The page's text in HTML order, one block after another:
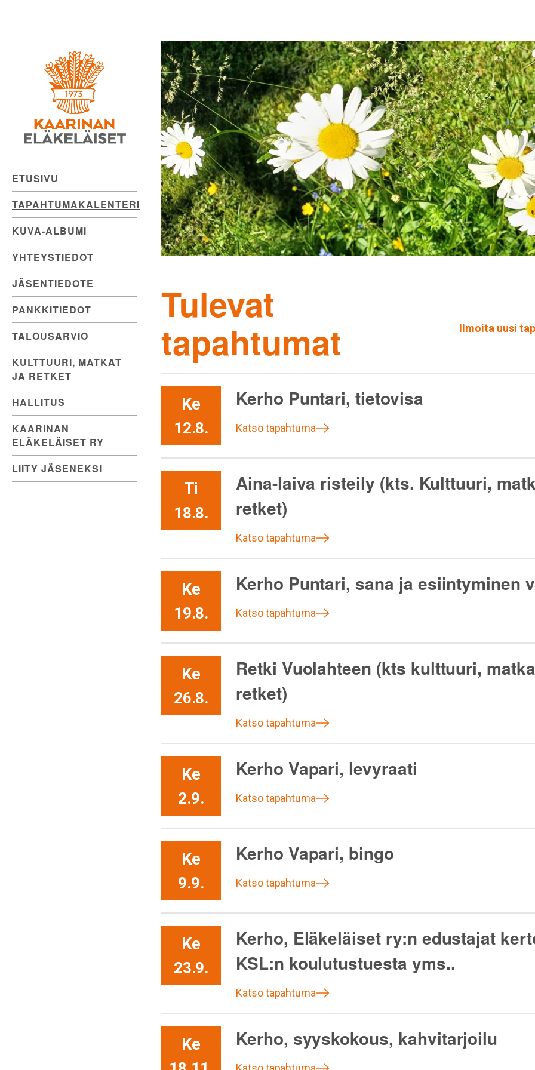
Kaarinan
Eläkeläiset
ry
ETUSIVU
TAPAHTUMAKALENTERI
KUVA-ALBUMI
YHTEYSTIEDOT
JÄSENTIEDOTE
PANKKITIEDOT
TALOUSARVIO
KULTTUURI, MATKAT
JA RETKET
HALLITUS
KAARINAN
ELÄKELÄISET RY
LIITY JÄSENEKSI
Tulevat
tapahtumat
Ilmoita uusi
Ke
12.8.
Kerho Puntari, tietovisa
Katso tapahtuma
Ti
18.8.
Aina-laiva risteily (kts. Kulttuuri,
retket)
Katso tapahtuma
Ke
19.8.
Kerho Puntari, sana ja esiintyminen
Katso tapahtuma
Ke
26.8.
Retki Vuolahteen (kts kulttuuri,
retket)
Katso tapahtuma
Ke
2.9.
Kerho Vapari, levyraati
Katso tapahtuma
Ke
9.9.
Kerho Vapari, bingo
Katso tapahtuma
Ke
23.9.
Kerho, Eläkeläiset ry:n edustajat
KSL:n koulutustuesta yms..
Katso tapahtuma
Ke Kerho, syyskokous, kahvitarjoilu